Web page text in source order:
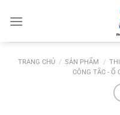
TRANG CHỦ / SẢN PHẨM /
CÔNG TẮC - Ổ